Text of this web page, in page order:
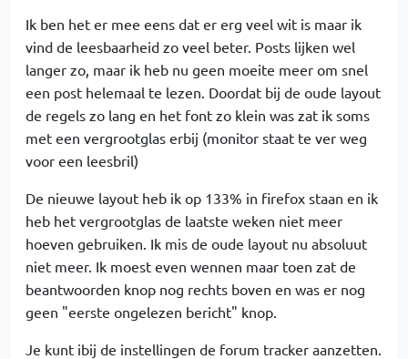
Ik ben het er mee eens dat er erg veel wit is maar ik
vind de leesbaarheid zo veel beter. Posts lijken wel
langer zo, maar ik heb nu geen moeite meer om snel
een post helemaal te lezen. Doordat bij de oude layout
de regels zo lang en het font zo klein was zat ik soms
met een vergrootglas erbij (monitor staat te ver weg
voor een leesbril)
De nieuwe layout heb ik op 133% in firefox staan en ik
heb het vergrootglas de laatste weken niet meer
hoeven gebruiken. Ik mis de oude layout nu absoluut
niet meer. Ik moest even wennen maar toen zat de
beantwoorden knop nog rechts boven en was er nog
geen "eerste ongelezen bericht" knop.
Je kunt ibij de instellingen de forum tracker aanzetten.